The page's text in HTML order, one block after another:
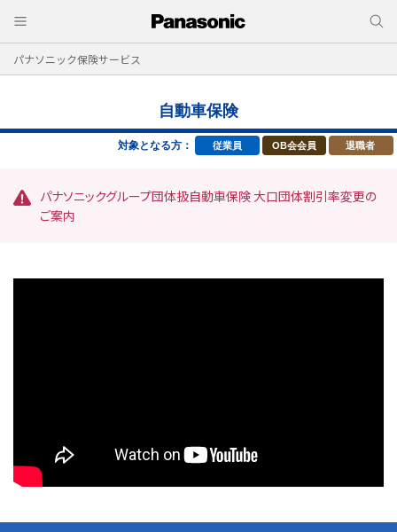
パナソニック保険サービス
自動車保険
対象となる方： 従業員 OB会会員 退職者
パナソニックグループ団体扱自動車保険 大口団体割引率変更の
ご案内